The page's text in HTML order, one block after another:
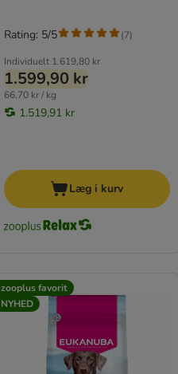
Individuelt 1.619,80 kr
1.599,90 kr
66,70 kr / kg
1.519,91 kr
Rating: 5/5 (7)
Læg i kurv
zooplus favorit
NYHED